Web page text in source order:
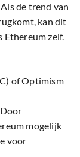
de trend van
kan dit
Ethereum zelf.
of Optimism
mogelijk
voor